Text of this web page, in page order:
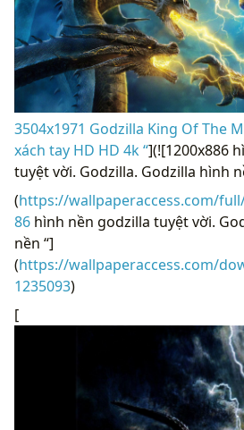
3504x1971 Godzilla King Of The
xách tay HD HD 4k “](![1200x886
tuyệt vời. Godzilla. Godzilla hình
(https://wallpaperaccess.com/
86 hình nền godzilla tuyệt vời.
nền “]
(https://wallpaperaccess.com/
1235093)
[